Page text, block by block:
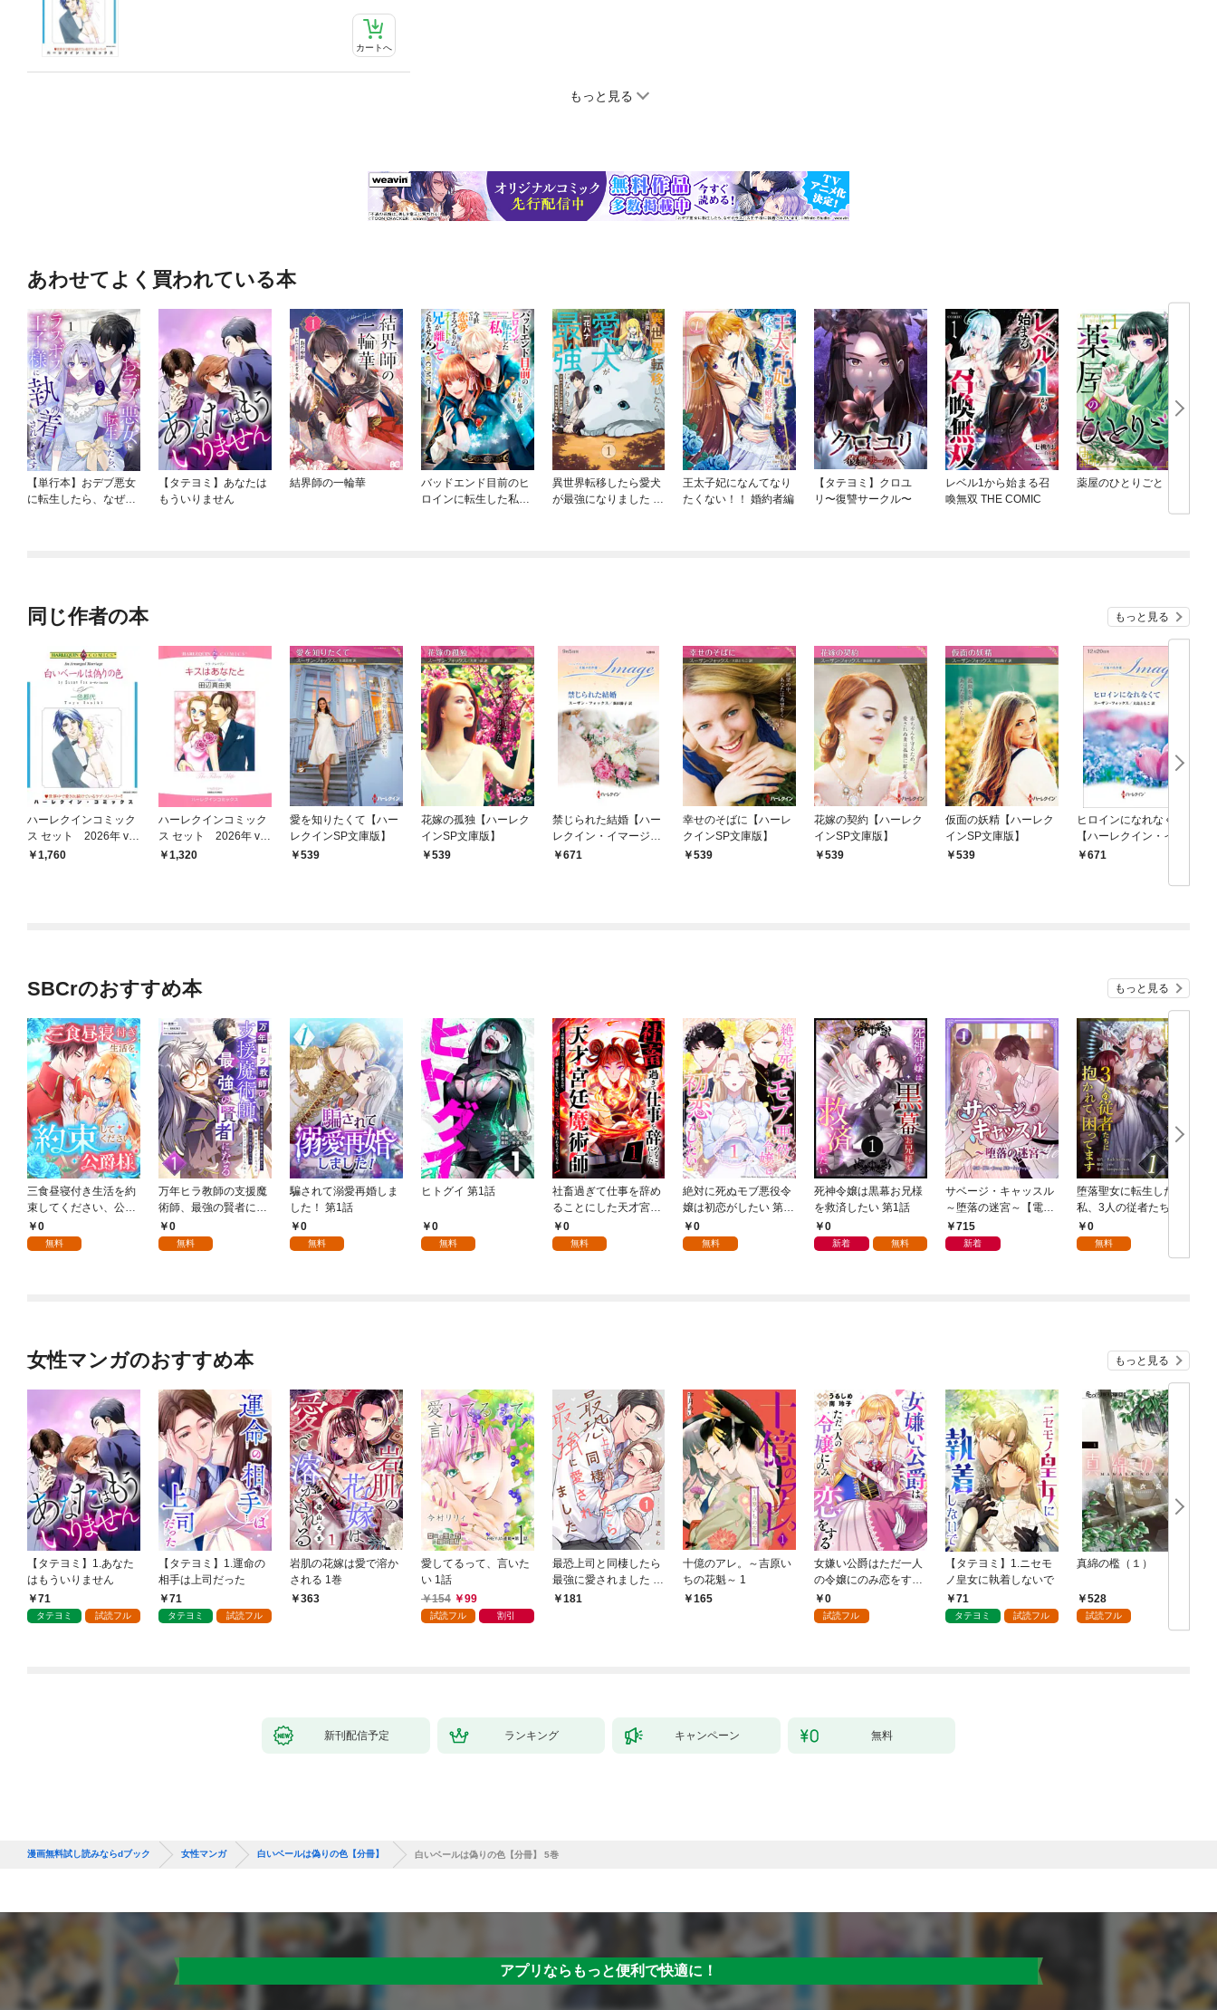
カートへ
もっと見る
あわせてよく買われている本
【単行本】おデブ悪女
に転生したら、なぜか
【タテヨミ】あなたは
もういりません
結界師の一輪華
バッドエンド目前のヒ
ロインに転生した私、
異世界転移したら愛犬
が最強になりました ～
王太子妃になんてなり
たくない！！ 婚約者編
【タテヨミ】クロユ
リ〜復讐サークル〜
レベル1から始まる召
喚無双 THE COMIC
薬屋のひとりごと
同じ作者の本 もっと見る
ハーレクインコミック
ス セット 2026年 vo
l.1055
1,760
ハーレクインコミック
ス セット 2026年 vo
l.866
1,320
愛を知りたくて【ハー
レクインSP文庫版】
539
花嫁の孤独【ハーレク
インSP文庫版】
539
禁じられた結婚【ハー
レクイン・イマージュ
版】671
幸せのそばに【ハーレ
クインSP文庫版】
539
花嫁の契約【ハーレク
インSP文庫版】
539
仮面の妖精【ハーレク
インSP文庫版】
539
ヒロインになれなくて
【ハーレクイン・イマ
ージュ版】
671
SBCrのおすすめ本 もっと見る
三食昼寝付き生活を約
束してください、公爵
様 1話
0
無料
万年ヒラ教師の支援魔
術師、最強の賢者にな
る～不人気の支援魔術
師は給料泥棒だと魔術
0
無料
騙されて溺愛再婚しま
した！ 第1話
0
無料
ヒトグイ 第1話
0
無料
社畜過ぎて仕事を辞め
ることにした天才宮廷
魔術師～辺境の地でス
ローライフを夢見る
0
無料
絶対に死ぬモブ悪役令
嬢は初恋がしたい 第1
話0
無料
死神令嬢は黒幕お兄様
を救済したい 第1話
0
新着 無料
サベージ・キャッスル
～堕落の迷宮～【電子
単行本版】 第1巻
715
新着
堕落聖女に転生した
私、3人の従者たちに
抱かれて困ってます 第
1話
0
無料
女性マンガのおすすめ本 もっと見る
【タテヨミ】1.あなた
はもういりません
71
タテヨミ 試読フル
【タテヨミ】1.運命の
相手は上司だった
71
タテヨミ 試読フル
岩肌の花嫁は愛で溶か
される 1巻
363
愛してるって、言いた
い 1話
154
99
試読フル 割引
最恐上司と同棲したら
最強に愛されました 1
巻181
十億のアレ。～吉原い
ちの花魁～ 1
165
女嫌い公爵はただ一人
の令嬢にのみ恋をする
（分冊版）第１話
0
試読フル
【タテヨミ】1.ニセモ
ノ皇女に執着しないで
71
タテヨミ 試読フル
真綿の檻（１）
528
試読フル
新刊配信予定 ランキング キャンペーン 無料
漫画無料試し読みならdブック 女性マンガ 白いベールは偽りの色【分冊】 白いベールは偽りの色【分冊】 5巻
アプリならもっと便利で快適に！